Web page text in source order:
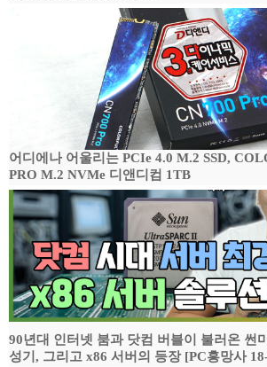
어디에나 어울리는 PCIe 4.0 M.2 SSD,
PRO M.2 NVMe 디앤디컴 1TB
90년대 인터넷 붐과 닷컴 버블이 불러온 썬
성기, 그리고 x86 서버의 등장 [PC흥망사